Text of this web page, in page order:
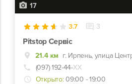
17
3.7 3
Pitstop Сервіс
21.4 км г. Ирпень, улица
(097) 192-44-ХХ
Открыто: 09:00 - 19:00